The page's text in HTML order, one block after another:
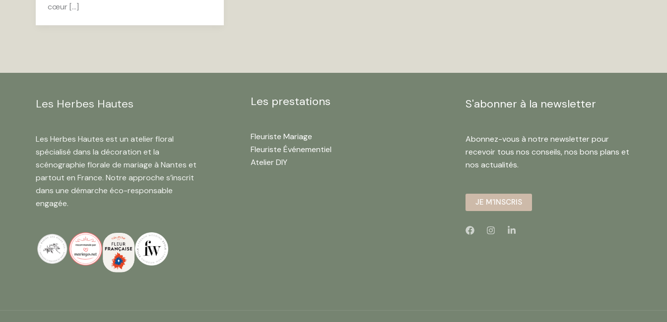
cœur […]
Les Herbes Hautes
Les Herbes Hautes est un atelier floral
spécialisé dans la décoration et la
scénographie florale de mariage à Nantes et
partout en France. Notre approche s’inscrit
dans une démarche éco-responsable
engagée.
Les prestations
Fleuriste Mariage
Fleuriste Événementiel
Atelier DIY
S'abonner à la newsletter
Abonnez-vous à notre newsletter pour
recevoir tous nos conseils, nos bons plans et
nos actualités.
JE M'INSCRIS